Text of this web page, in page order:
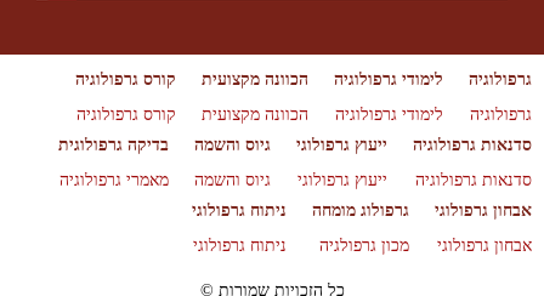
גרפולוגיה
גרפולוגיה
לימודי גרפולוגיה
לימודי גרפולוגיה
הכוונה מקצועית
הכוונה מקצועית
קורס גרפולוגיה
קורס גרפולוגיה
סדנאות גרפולוגיה
סדנאות גרפולוגיה
ייעוץ גרפולוגי
ייעוץ גרפולוגי
גיוס והשמה
גיוס והשמה
בדיקה גרפולוגית
מאמרי גרפולוגיה
אבחון גרפולוגי
אבחון גרפולוגי
גרפולוג מומחה
מכון גרפולגיה
ניתוח גרפולוגי
ניתוח גרפולוגי
© כל הזכויות שמורות